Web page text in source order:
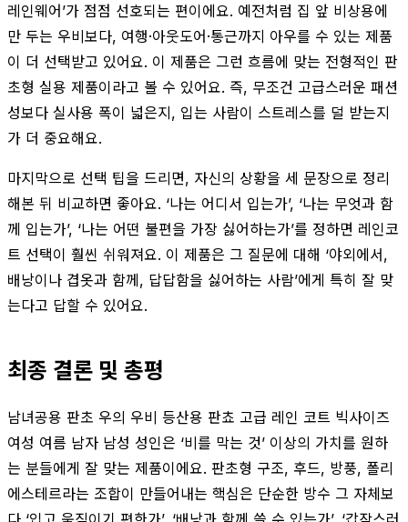
레인웨어’가 점점 선호되는 편이에요. 예전처럼 집 앞 비상용에
만 두는 우비보다, 여행·아웃도어·통근까지 아우를 수 있는 제품
이 더 선택받고 있어요. 이 제품은 그런 흐름에 맞는 전형적인 판
초형 실용 제품이라고 볼 수 있어요. 즉, 무조건 고급스러운 패션
성보다 실사용 폭이 넓은지, 입는 사람이 스트레스를 덜 받는지
가 더 중요해요.
마지막으로 선택 팁을 드리면, 자신의 상황을 세 문장으로 정리
해본 뒤 비교하면 좋아요. ‘나는 어디서 입는가’, ‘나는 무엇과 함
께 입는가’, ‘나는 어떤 불편을 가장 싫어하는가’를 정하면 레인코
트 선택이 훨씬 쉬워져요. 이 제품은 그 질문에 대해 ‘야외에서,
배낭이나 겹옷과 함께, 답답함을 싫어하는 사람’에게 특히 잘 맞
는다고 답할 수 있어요.
최종 결론 및 총평
남녀공용 판초 우의 우비 등산용 판쵸 고급 레인 코트 빅사이즈
여성 여름 남자 남성 성인은 ‘비를 막는 것’ 이상의 가치를 원하
는 분들에게 잘 맞는 제품이에요. 판초형 구조, 후드, 방풍, 폴리
에스테르라는 조합이 만들어내는 핵심은 단순한 방수 그 자체보